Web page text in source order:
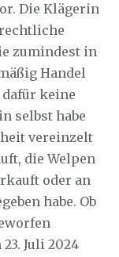
Die Klägerin
zumindest in
Handel
keine
selbst habe
vereinzelt
die Welpen
oder an
habe. Ob
Juli 2024